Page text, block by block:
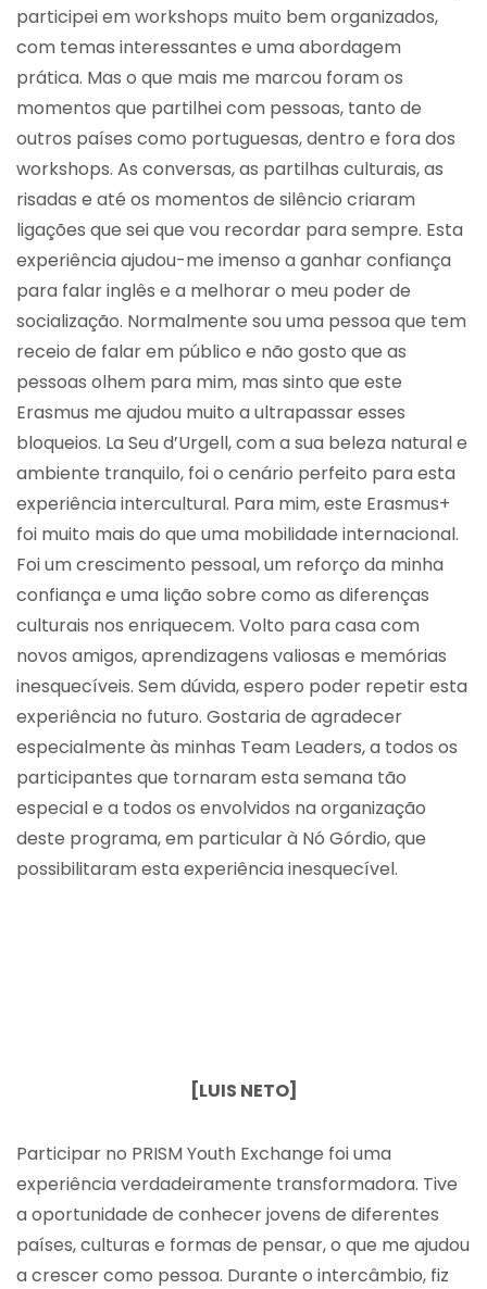
participei em workshops muito bem organizados,
com temas interessantes e uma abordagem
prática. Mas o que mais me marcou foram os
momentos que partilhei com pessoas, tanto de
outros países como portuguesas, dentro e fora dos
workshops. As conversas, as partilhas culturais, as
risadas e até os momentos de silêncio criaram
ligações que sei que vou recordar para sempre. Esta
experiência ajudou-me imenso a ganhar confiança
para falar inglês e a melhorar o meu poder de
socialização. Normalmente sou uma pessoa que tem
receio de falar em público e não gosto que as
pessoas olhem para mim, mas sinto que este
Erasmus me ajudou muito a ultrapassar esses
bloqueios. La Seu d’Urgell, com a sua beleza natural e
ambiente tranquilo, foi o cenário perfeito para esta
experiência intercultural. Para mim, este Erasmus+
foi muito mais do que uma mobilidade internacional.
Foi um crescimento pessoal, um reforço da minha
confiança e uma lição sobre como as diferenças
culturais nos enriquecem. Volto para casa com
novos amigos, aprendizagens valiosas e memórias
inesquecíveis. Sem dúvida, espero poder repetir esta
experiência no futuro. Gostaria de agradecer
especialmente às minhas Team Leaders, a todos os
participantes que tornaram esta semana tão
especial e a todos os envolvidos na organização
deste programa, em particular à Nó Górdio, que
possibilitaram esta experiência inesquecível.
[LUIS NETO]
Participar no PRISM Youth Exchange foi uma
experiência verdadeiramente transformadora. Tive
a oportunidade de conhecer jovens de diferentes
países, culturas e formas de pensar, o que me ajudou
a crescer como pessoa. Durante o intercâmbio, fiz